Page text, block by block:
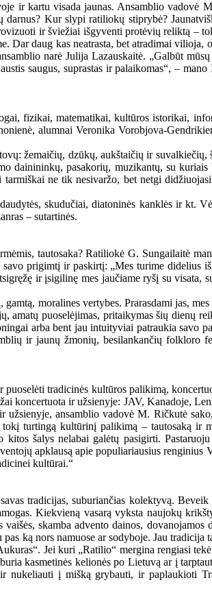
ir kartu visada jaunas. Ansamblio vadovė
Kur slypi ratiliokų stiprybė?
ir šviežiai išgyventi protėvių reliktą –
Dar daug kas neatrasta, bet atradimai
narė Julija Lazauskaitė. „Galbūt
saugus, suprastas ir palaikomas“, –
fizikai, matematikai, kultūros istorikai,
alumnai Veronika Vorobjova-
žemaičių, dzūkų, aukštaičių ir
pasakorių, muzikantų, su
ne tik nesivaržo, bet netgi
skudučiai, diatoninės kanklės ir kt.
– sutartinės.
tautosaka? Ratiliokė G. Sungailaitė
prigimtį ir paskirtį: „Mes turime didelius
ir įsigilinę mes jaučiame ryšį su
moralines vertybes. Prarasdami jas,
amatų puoselėjimas, pritaikymas šių dienų
arba bent jau intuityviai patraukia
ir jaunų žmonių, besilankančių folkloro
tradicinės kultūros palikimą,
koncertuota ir užsienyje: JAV, Kanadoje,
ansamblio vadovė M. Ričkutė
turtingą kultūrinį palikimą – tautosaką
šalys nelabai galėtų pasigirti.
apklausą apie populiariausius
kultūrai.“
tradicijas, suburiančias kolektyvą.
Kiekvieną vasarą vyksta naujokų
skamba advento dainos,
ką nors namuose ar sodyboje. Jau
Jei kuri „Ratilio“ mergina rengiasi
kasmetinės kelionės po Lietuvą ar į
nukeliauti į mišką grybauti, ir paplaukioti